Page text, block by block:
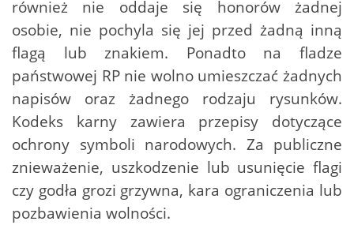
również nie oddaje się honorów żadnej
osobie, nie pochyla się jej przed żadną inną
flagą lub znakiem. Ponadto na fladze
państwowej RP nie wolno umieszczać żadnych
napisów oraz żadnego rodzaju rysunków.
Kodeks karny zawiera przepisy dotyczące
ochrony symboli narodowych. Za publiczne
znieważenie, uszkodzenie lub usunięcie flagi
czy godła grozi grzywna, kara ograniczenia lub
pozbawienia wolności.